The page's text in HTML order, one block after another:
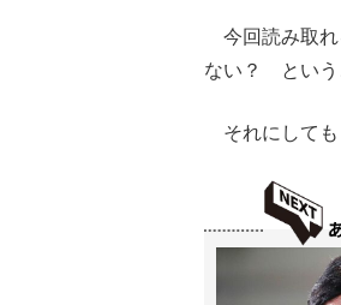
今回読み取れ
ない？ という
それにしても